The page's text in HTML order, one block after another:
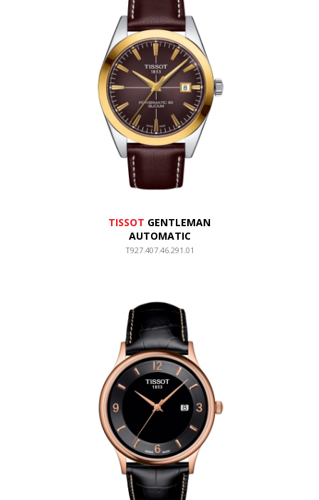
TISSOT GENTLEMAN
AUTOMATIC
T927.407.46.291.01